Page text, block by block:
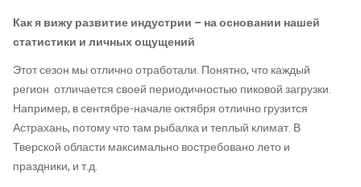
Как я вижу развитие индустрии – на основании нашей
статистики и личных ощущений
Этот сезон мы отлично отработали. Понятно, что каждый
регион отличается своей периодичностью пиковой загрузки.
Например, в сентябре-начале октября отлично грузится
Астрахань, потому что там рыбалка и теплый климат. В
Тверской области максимально востребовано лето и
праздники, и т.д.